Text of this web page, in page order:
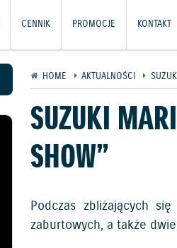
CENNIK PROMOCJE KONTAKT
HOME AKTUALNOŚCI
SUZUKI
SHOW”
Podczas zbliżających
zaburtowych, a także